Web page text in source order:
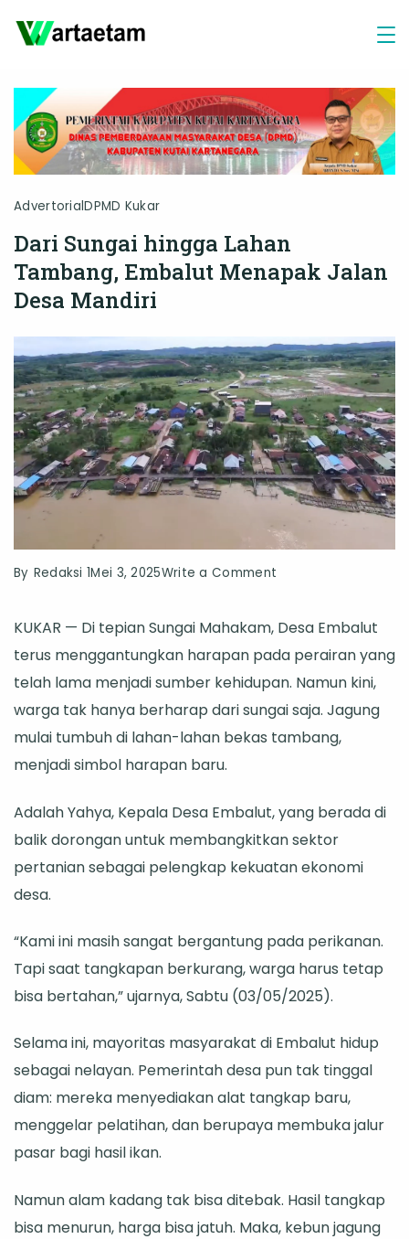
AdvertorialDPMD Kukar
Dari Sungai hingga Lahan
Tambang, Embalut Menapak Jalan
Desa Mandiri
By Redaksi 1Mei 3, 2025Write a Comment
Sungai
hingga
Lahan
Tambang,
Embalut
Desa
Mandiri
KUKAR — Di tepian Sungai Mahakam, Desa Embalut
terus menggantungkan harapan pada perairan yang
telah lama menjadi sumber kehidupan. Namun kini,
warga tak hanya berharap dari sungai saja. Jagung
mulai tumbuh di lahan-lahan bekas tambang,
menjadi simbol harapan baru.
Adalah Yahya, Kepala Desa Embalut, yang berada di
balik dorongan untuk membangkitkan sektor
pertanian sebagai pelengkap kekuatan ekonomi
desa.
“Kami ini masih sangat bergantung pada perikanan.
Tapi saat tangkapan berkurang, warga harus tetap
bisa bertahan,” ujarnya, Sabtu (03/05/2025).
Selama ini, mayoritas masyarakat di Embalut hidup
sebagai nelayan. Pemerintah desa pun tak tinggal
diam: mereka menyediakan alat tangkap baru,
menggelar pelatihan, dan berupaya membuka jalur
pasar bagi hasil ikan.
Namun alam kadang tak bisa ditebak. Hasil tangkap
bisa menurun, harga bisa jatuh. Maka, kebun jagung